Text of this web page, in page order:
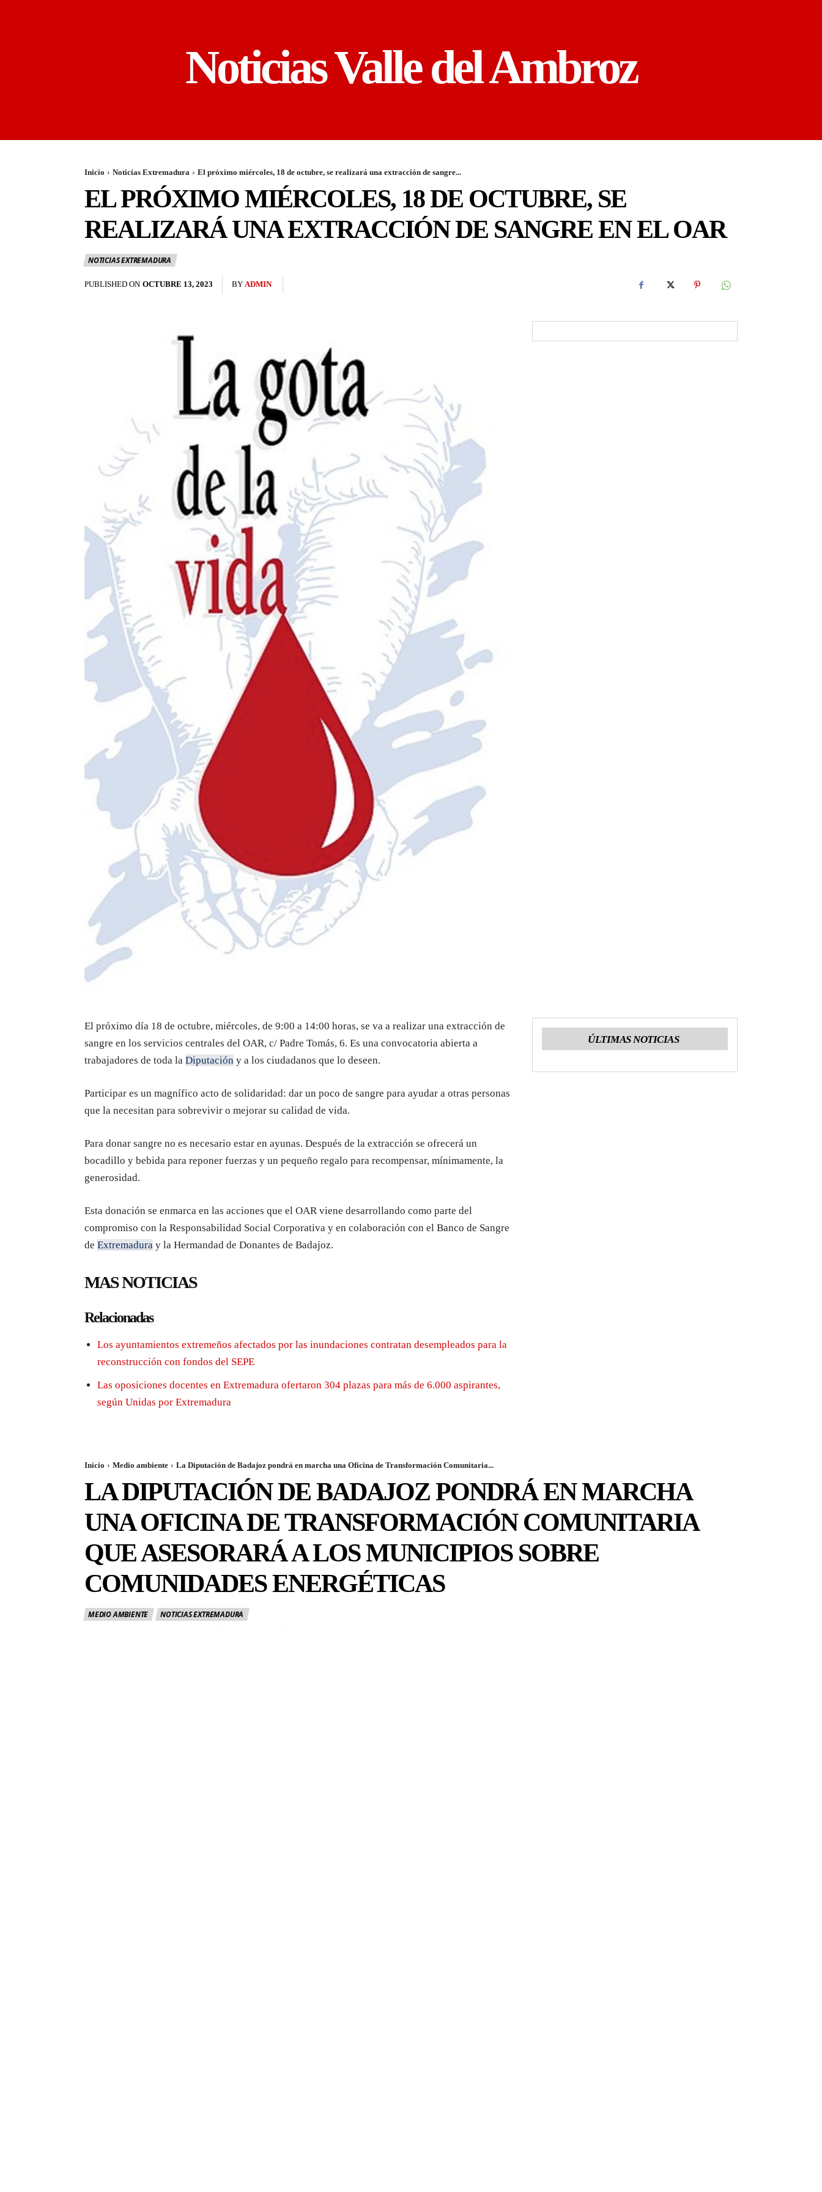
Noticias Valle del Ambroz
Inicio Noticias Extremadura El próximo miércoles, 18 de octubre, se realizará una extracción de sangre...
EL PRÓXIMO MIÉRCOLES, 18 DE OCTUBRE, SE
REALIZARÁ UNA EXTRACCIÓN DE SANGRE EN EL OAR
NOTICIAS EXTREMADURA
PUBLISHED ON OCTUBRE 13, 2023 BY ADMIN
El próximo día 18 de octubre, miércoles, de 9:00 a 14:00 horas, se va a realizar una extracción de
sangre en los servicios centrales del OAR, c/ Padre Tomás, 6. Es una convocatoria abierta a
trabajadores de toda la Diputación y a los ciudadanos que lo deseen.
Participar es un magnífico acto de solidaridad: dar un poco de sangre para ayudar a otras personas
que la necesitan para sobrevivir o mejorar su calidad de vida.
Para donar sangre no es necesario estar en ayunas. Después de la extracción se ofrecerá un
bocadillo y bebida para reponer fuerzas y un pequeño regalo para recompensar, mínimamente, la
generosidad.
Esta donación se enmarca en las acciones que el OAR viene desarrollando como parte del
compromiso con la Responsabilidad Social Corporativa y en colaboración con el Banco de Sangre
de Extremadura y la Hermandad de Donantes de Badajoz.
MAS NOTICIAS
Relacionadas
Los ayuntamientos extremeños afectados por las inundaciones contratan desempleados para la
reconstrucción con fondos del SEPE
Las oposiciones docentes en Extremadura ofertaron 304 plazas para más de 6.000 aspirantes,
según Unidas por Extremadura
ÚLTIMAS NOTICIAS